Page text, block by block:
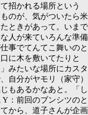
招かれる場所という
のが、気がついたら米
ときがあって。いまで
人が来ていろんな準備
事でてんてこ舞いのと
に木を敷いてたりと
みたいな場所にカスタ
自分がヤモリ（家守）
もあるかなあと。「し
Y： 前回のブンシツのと
から、道子さんが企画